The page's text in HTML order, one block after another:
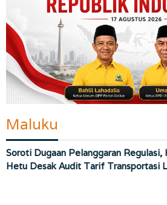
Maluku
Soroti Dugaan Pelanggaran Regulasi,
Hetu Desak Audit Tarif Transportasi